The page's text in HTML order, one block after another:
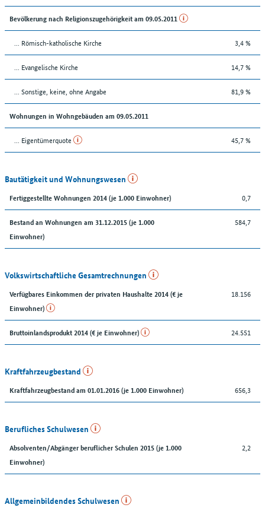
Bevölkerung nach Religionszugehörigkeit am 09.05.2011
... Römisch-katholische Kirche 3,4 %
... Evangelische Kirche 14,7 %
... Sonstige, keine, ohne Angabe 81,9 %
Wohnungen in Wohngebäuden am 09.05.2011
... Eigentümerquote 45,7 %
Bautätigkeit und Wohnungswesen
Fertiggestellte Wohnungen 2014 (je 1.000 Einwohner) 0,7
Bestand an Wohnungen am 31.12.2015 (je 1.000
Einwohner)
584,7
Volkswirtschaftliche Gesamtrechnungen
Verfügbares Einkommen der privaten Haushalte 2014 (€ je
Einwohner)
18.156
Bruttoinlandsprodukt 2014 (€ je Einwohner) 24.551
Kraftfahrzeugbestand
Kraftfahrzeugbestand am 01.01.2016 (je 1.000 Einwohner) 656,3
Berufliches Schulwesen
Absolventen/Abgänger beruflicher Schulen 2015 (je 1.000
Einwohner)
2,2
Allgemeinbildendes Schulwesen